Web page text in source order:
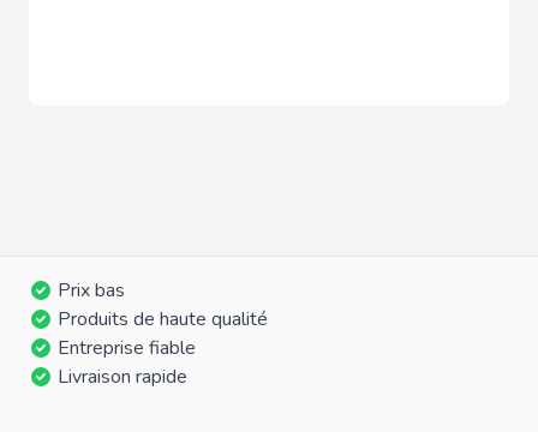
Prix bas
Produits de haute qualité
Entreprise fiable
Livraison rapide